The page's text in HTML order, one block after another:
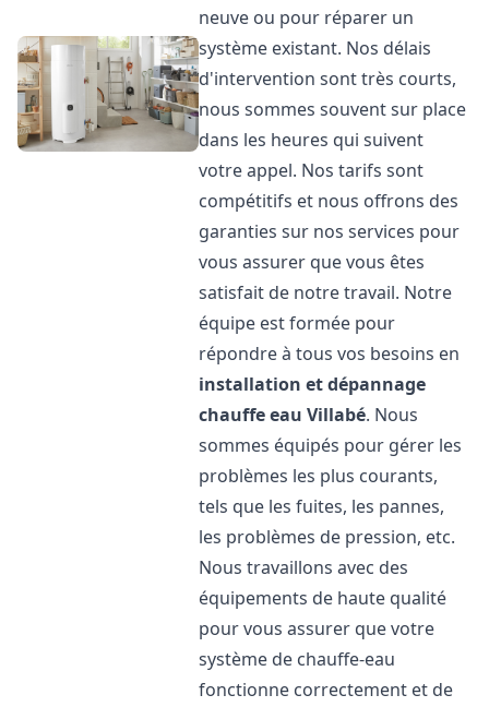
neuve ou pour réparer un
système existant. Nos délais
d'intervention sont très courts,
nous sommes souvent sur place
dans les heures qui suivent
votre appel. Nos tarifs sont
compétitifs et nous offrons des
garanties sur nos services pour
vous assurer que vous êtes
satisfait de notre travail. Notre
équipe est formée pour
répondre à tous vos besoins en
installation et dépannage
chauffe eau Villabé. Nous
sommes équipés pour gérer les
problèmes les plus courants,
tels que les fuites, les pannes,
les problèmes de pression, etc.
Nous travaillons avec des
équipements de haute qualité
pour vous assurer que votre
système de chauffe-eau
fonctionne correctement et de